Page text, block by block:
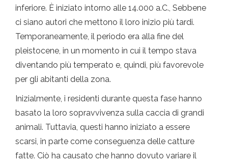
inferiore. È iniziato intorno alle 14.000 a.C., Sebbene
ci siano autori che mettono il loro inizio più tardi.
Temporaneamente, il periodo era alla fine del
pleistocene, in un momento in cui il tempo stava
diventando più temperato e, quindi, più favorevole
per gli abitanti della zona.
Inizialmente, i residenti durante questa fase hanno
basato la loro sopravvivenza sulla caccia di grandi
animali. Tuttavia, questi hanno iniziato a essere
scarsi, in parte come conseguenza delle catture
fatte. Ciò ha causato che hanno dovuto variare il